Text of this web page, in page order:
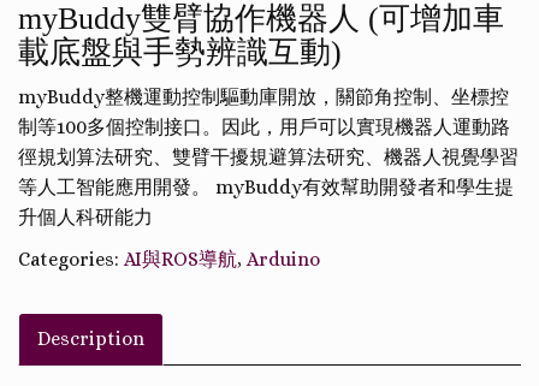
myBuddy雙臂協作機器人 (可增加車
載底盤與手勢辨識互動)
myBuddy整機運動控制驅動庫開放，關節角控制、坐標控
制等100多個控制接口。因此，用戶可以實現機器人運動路
徑規划算法研究、雙臂干擾規避算法研究、機器人視覺學習
等人工智能應用開發。 myBuddy有效幫助開發者和學生提
升個人科研能力
Categories:AI與ROS導航,Arduino
Description